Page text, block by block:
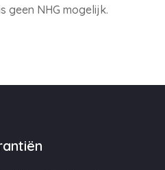
geen NHG mogelijk.